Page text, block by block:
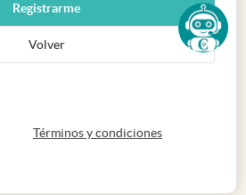
Registrarme
Volver
abre en nueva pestaña
Términos y condicionesabre en nueva